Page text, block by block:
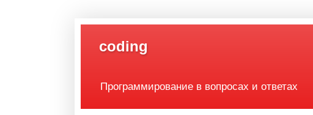
coding
Программирование в вопросах и ответах